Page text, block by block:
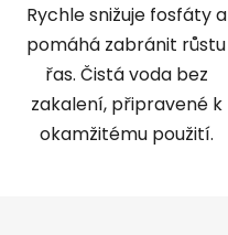
Rychle snižuje fosfáty a
pomáhá zabránit růstu
řas. Čistá voda bez
zakalení, připravené k
okamžitému použití.